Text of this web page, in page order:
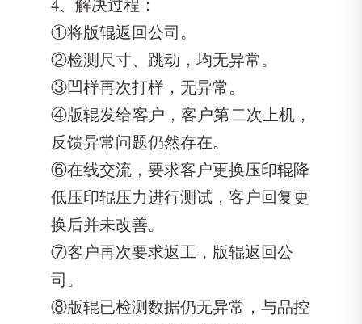
4、解决过程：
①将版辊返回公司。
②检测尺寸、跳动，均无异常。
③凹样再次打样，无异常。
④版辊发给客户，客户第二次上机，
反馈异常问题仍然存在。
⑥在线交流，要求客户更换压印辊降
低压印辊压力进行测试，客户回复更
换后并未改善。
⑦客户再次要求返工，版辊返回公
司。
⑧版辊已检测数据仍无异常，与品控